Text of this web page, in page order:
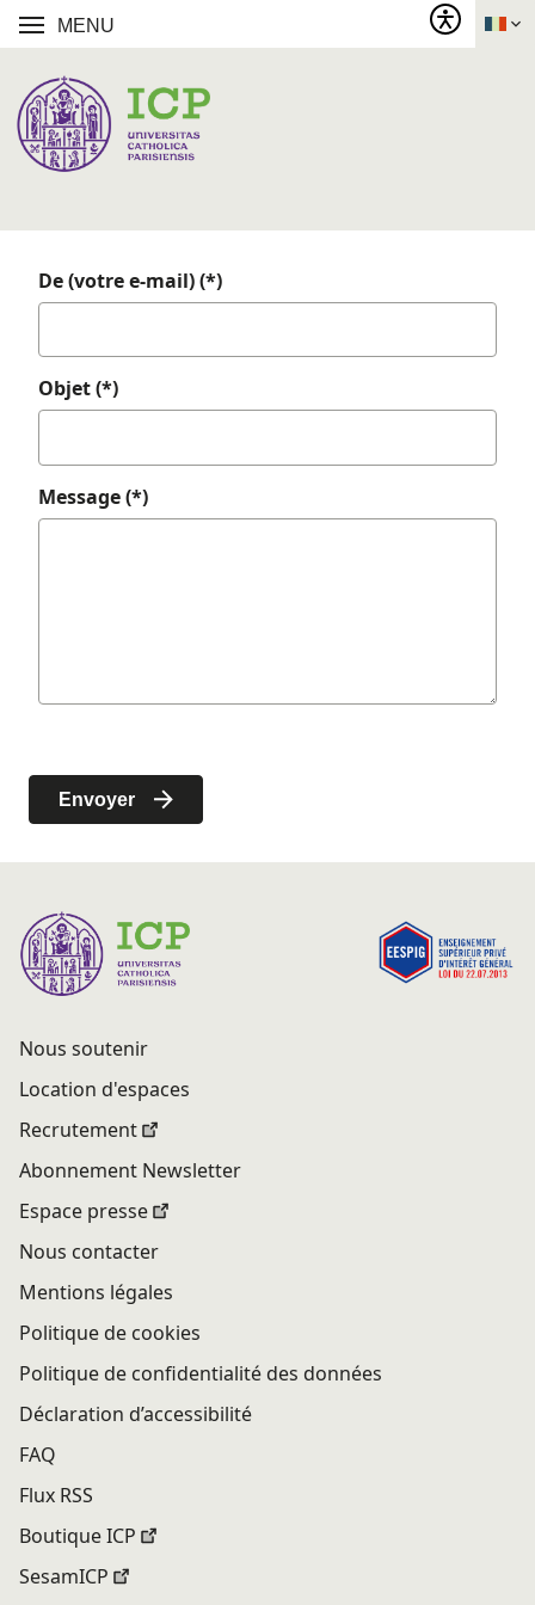
MENU
De (votre e-mail) (*)
Objet (*)
Message (*)
Nous soutenir
Location d'espaces
Recrutement
Abonnement Newsletter
Espace presse
Nous contacter
Mentions légales
Politique de cookies
Politique de confidentialité des données
Déclaration d’accessibilité
FAQ
Flux RSS
Boutique ICP
SesamICP